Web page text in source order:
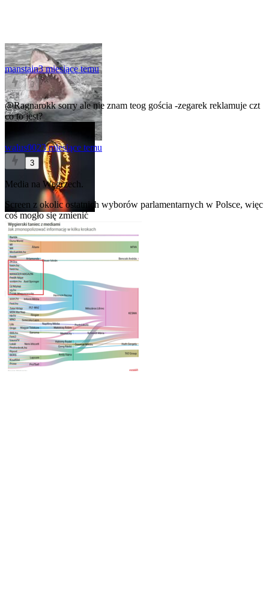
manstain3 miesiące temu
0
@Ragnarokksorry ale nie znam teog gościa -zegarek reklamuje czt
co to jest?
walus0023 miesiące temu
3
Media na Węgrzech.
Screen z okolic ostatnich wyborów parlamentarnych w Polsce, więc
coś mogło się zmienić